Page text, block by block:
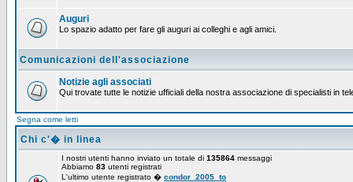
Auguri
Lo spazio adatto per fare gli auguri ai colleghi e agli amici.
Comunicazioni dell'associazione
Notizie agli associati
Qui trovate tutte le notizie ufficiali della nostra associazione di specialisti in
Segna come letti
Chi c'� in linea
I nostri utenti hanno inviato un totale di 135864 messaggi
Abbiamo 83 utenti registrati
L'ultimo utente registrato � condor_2005_to